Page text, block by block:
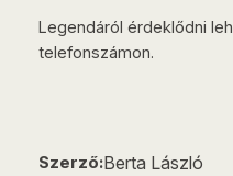
Legendáról érdeklődni
telefonszámon.
Szerző:Berta László